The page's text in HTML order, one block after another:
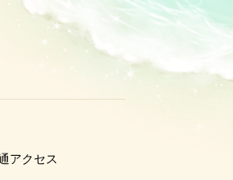
アクセス